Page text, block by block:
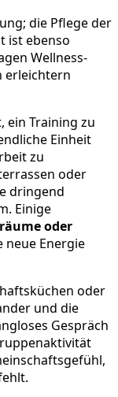
die Pflege der
ist ebenso
Wellness-
erleichtern
ein Training zu
Einheit
zu
oder
dringend
Einige
oder
neue Energie
oder
und die
Gespräch